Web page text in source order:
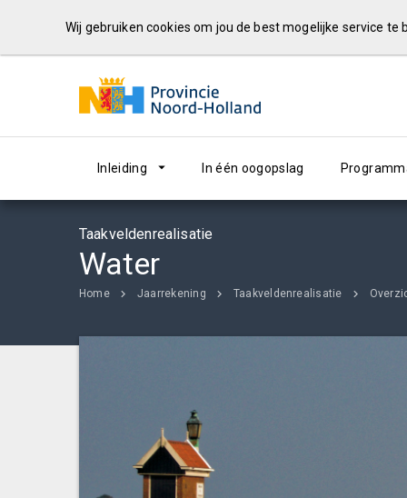
Inleiding In één oogopslag
Taakveldenrealisatie
Water
Home Jaarrekening Taakveldenrealisatie
Wij gebruiken cookies om jou de best mogelijke service